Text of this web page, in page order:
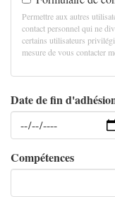
Permettre aux autres
contact personnel qui ne
certains utilisateurs
mesure de vous contacter
Date de fin
Date
Compétences